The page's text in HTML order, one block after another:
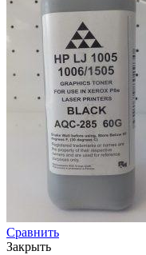
Сравнить
Закрыть